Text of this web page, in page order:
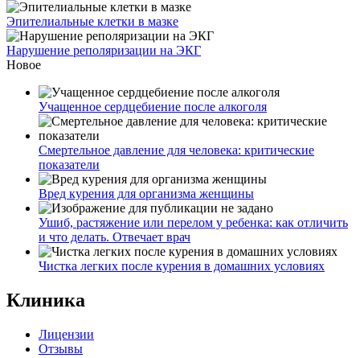
Эпителиальные клетки в мазке
Нарушение реполяризации на ЭКГ
Новое
Учащенное сердцебиение после алкоголя
Смертельное давление для человека: критические
показатели
Вред курения для организма женщины
Ушиб, растяжение или перелом у ребенка: как отличить
и что делать. Отвечает врач
Чистка легких после курения в домашних условиях
Клиника
Лицензии
Отзывы